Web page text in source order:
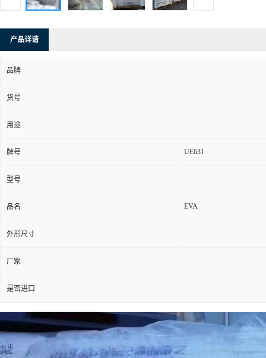
产品详请
品牌
货号
用途
牌号 UE631
型号
品名 EVA
外形尺寸
厂家
是否进口